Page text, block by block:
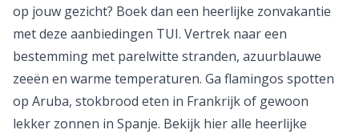
op jouw gezicht? Boek dan een heerlijke zonvakantie
met deze aanbiedingen TUI. Vertrek naar een
bestemming met parelwitte stranden, azuurblauwe
zeeën en warme temperaturen. Ga flamingos spotten
op Aruba, stokbrood eten in Frankrijkof gewoon
lekker zonnen in Spanje. Bekijk hier alle heerlijke